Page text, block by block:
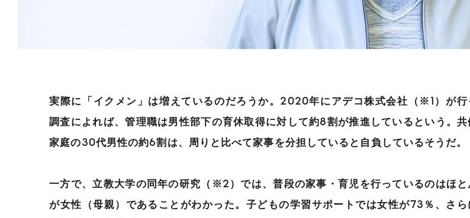
実際に「イクメン」は増えているのだろうか。2020年にアデコ株式会社（※1）が行
調査によれば、管理職は男性部下の育休取得に対して約8割が推進しているという。共
家庭の30代男性の約6割は、周りと比べて家事を分担していると自負しているそうだ。
一方で、立教大学の同年の研究（※2）では、普段の家事・育児を行っているのはほと
が女性（母親）であることがわかった。子どもの学習サポートでは女性が73％、さら